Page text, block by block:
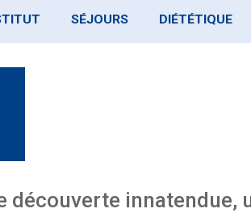
SÉJOURS DIÉTÉTIQUE
découverte innatendue,